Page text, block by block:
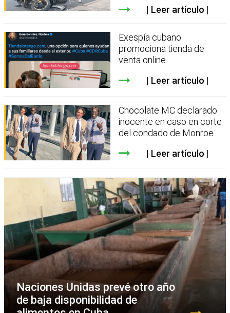
Leer artículo
Exespía cubano
promociona tienda de
venta online
Leer artículo
Chocolate MC declarado
inocente en caso en corte
del condado de Monroe
Leer artículo
Naciones Unidas prevé otro año
de baja disponibilidad de